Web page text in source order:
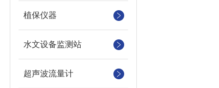
植保仪器
水文设备监测站
超声波流量计